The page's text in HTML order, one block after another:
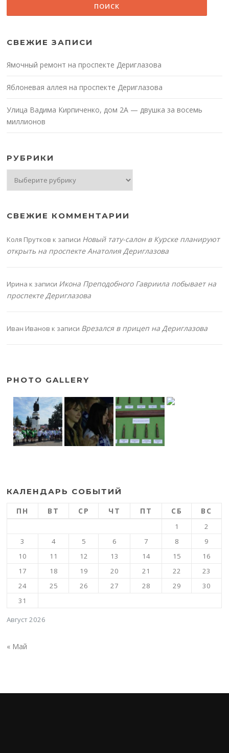
СВЕЖИЕ ЗАПИСИ
Ямочный ремонт на проспекте Дериглазова
Яблоневая аллея на проспекте Дериглазова
Улица Вадима Кирпиченко, дом 2А — двушка за восемь
миллионов
РУБРИКИ
СВЕЖИЕ КОММЕНТАРИИ
Коля Прутков к записи Новый тату-салон в Курске планируют
открыть на проспекте Анатолия Дериглазова
Ирина к записи Икона Преподобного Гавриила побывает на
проспекте Дериглазова
Иван Иванов к записи Врезался в прицеп на Дериглазова
PHOTO GALLERY
КАЛЕНДАРЬ СОБЫТИЙ
Август 2026
ПН ВТ СР ЧТ ПТ СБ ВС
1
2
3
4 5 6 7 8
9
10
11 12 13 14 15
16
17
18 19 20 21 22
23
24
25 26 27 28 29
30
31
« Май